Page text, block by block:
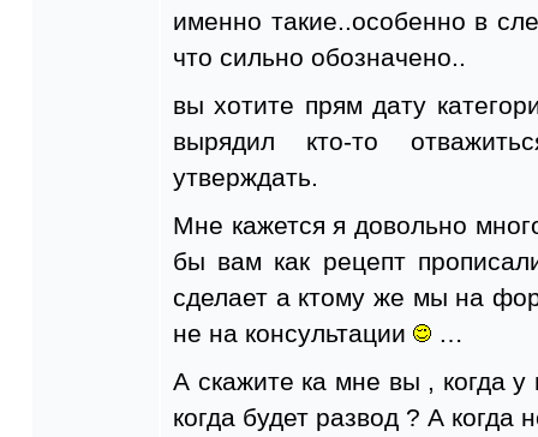
именно такие..особенно в
что сильно обозначено..
вы хотите прям дату
вырядил кто-то
утверждать.
Мне кажется я довольно
бы вам как рецепт
сделает а ктому же мы на
не на консультации
…
А скажите ка мне вы , когда
когда будет развод ? А